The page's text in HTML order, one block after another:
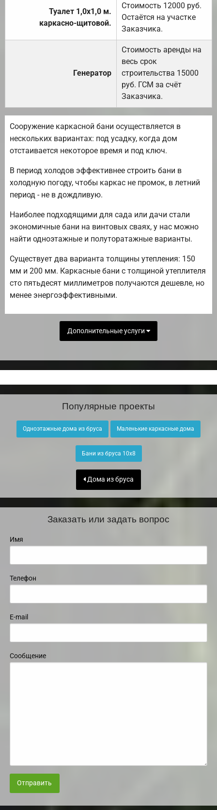
Туалет 1,0х1,0 м.
каркасно-щитовой.
Стоимость 12000 руб.
Остаётся на участке
Заказчика.
Генератор
Стоимость аренды на
весь срок
строительства 15000
руб. ГСМ за счёт
Заказчика.
Сооружение каркасной бани осуществляется в
нескольких вариантах: под усадку, когда дом
отстаивается некоторое время и под ключ.
В период холодов эффективнее строить бани в
холодную погоду, чтобы каркас не промок, в летний
период - не в дождливую.
Наиболее подходящими для сада или дачи стали
экономичные бани на винтовых сваях, у нас можно
найти одноэтажные и полуторатажные варианты.
Существует два варианта толщины утепления: 150
мм и 200 мм. Каркасные бани с толщиной утеплителя
сто пятьдесят миллиметров получаются дешевле, но
менее энергоэффективными.
Дополнительные услуги
Популярные проекты
Одноэтажные дома из бруса Маленькие каркасные дома
Бани из бруса 10х8
Дома из бруса
Заказать или задать вопрос
Имя
Телефон
E-mail
Сообщение
Отправить